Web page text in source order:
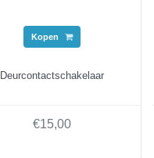
Kopen
Deurcontactschakelaar
€15,00